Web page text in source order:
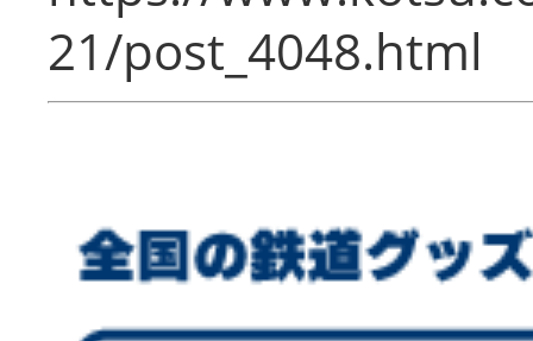
21/post_4048.html